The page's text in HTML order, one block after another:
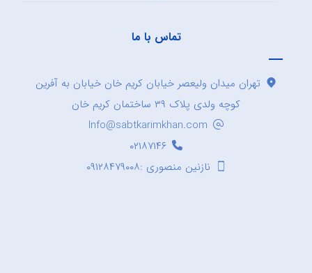
تماس با ما
تهران میدان ولیعصر خیابان کریم خان خیابان به آفرین
کوچه ولدی پلاک ۳۹ ساختمان کریم خان
Info@sabtkarimkhan.com
۰۲۱۸۷۱۴۶
نازنین منصوری :۰۹۱۲۸۴۷۹۰۰۸